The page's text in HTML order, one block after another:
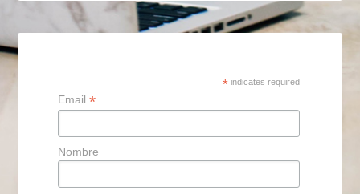
* indicates required
Email*
Nombre